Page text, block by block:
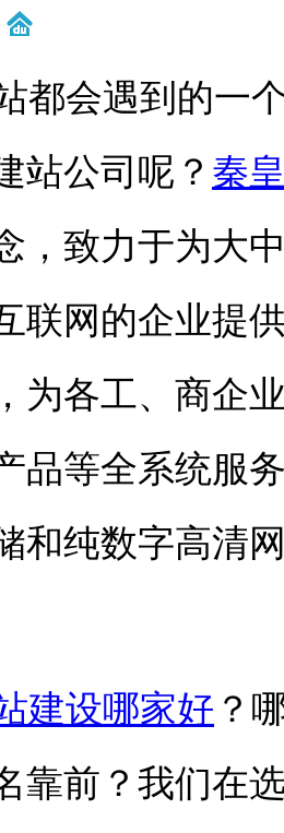
都会遇到的一
站公司呢？ 秦
，致力于为大
联网的企业提
为各工、商企
品等全系统服
和纯数字高清
建设哪家好 ？
靠前？我们在